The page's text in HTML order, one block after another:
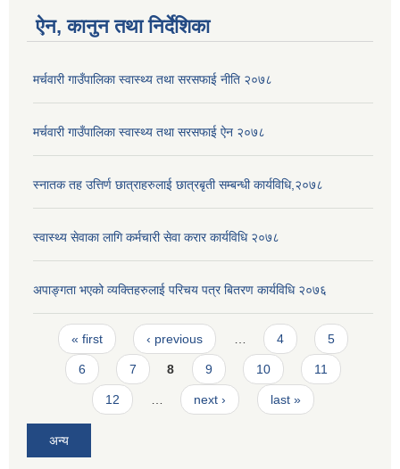
ऐन, कानुन तथा निर्देशिका
मर्चवारी गाउँपालिका स्वास्थ्य तथा सरसफाई नीति २०७८
मर्चवारी गाउँपालिका स्वास्थ्य तथा सरसफाई ऐन २०७८
स्नातक तह उत्तिर्ण छात्राहरुलाई छात्रबृती सम्बन्धी कार्यविधि,२०७८
स्वास्थ्य सेवाका लागि कर्मचारी सेवा करार कार्यविधि २०७८
अपाङ्गता भएको व्यक्तिहरुलाई परिचय पत्र बितरण कार्यविधि २०७६
Pages
« first ‹ previous 4 5
6 7 8 9 10 11
12 next › last »
अन्य